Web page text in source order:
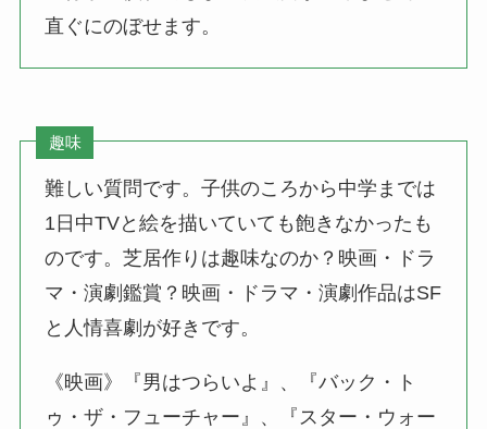
直ぐにのぼせます。
趣味
難しい質問です。子供のころから中学までは
1日中TVと絵を描いていても飽きなかったも
のです。芝居作りは趣味なのか？映画・ドラ
マ・演劇鑑賞？映画・ドラマ・演劇作品はSF
と人情喜劇が好きです。
《映画》『男はつらいよ』、『バック・ト
ゥ・ザ・フューチャー』、『スター・ウォー